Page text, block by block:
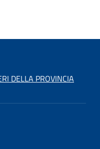
DELLA PROVINCIA